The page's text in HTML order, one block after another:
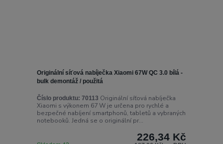
Originální síťová nabíječka Xiaomi 67W QC 3.0 bílá -
bulk demontáž / použitá
Číslo produktu: 70113 Originální síťová nabíječka
Xiaomi s výkonem 67 W je určena pro rychlé a
bezpečné nabíjení smartphonů, tabletů a vybraných
notebooků. Jedná se o originální pr...
226,34 Kč